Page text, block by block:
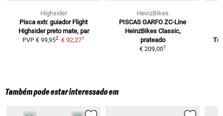
Highsider
Pisca extr. guiador Flight
Highsider preto mate, par
PVP € 99,952 € 92,271
HeinzBikes
PISCAS GARFO ZC-Line
HeinzBikes Classic,
prateado
€ 209,001
Também pode estar interessado em